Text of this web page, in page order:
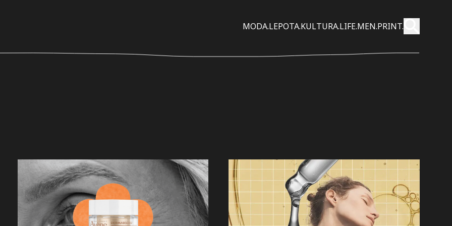
MODA.LEPOTA.KULTURA.LIFE.MEN.PRINT. Pretraži